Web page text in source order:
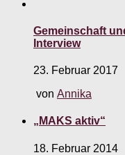
Gemeinschaft
Interview
23. Februar 2017
von Annika
„MAKS aktiv“
18. Februar 2014